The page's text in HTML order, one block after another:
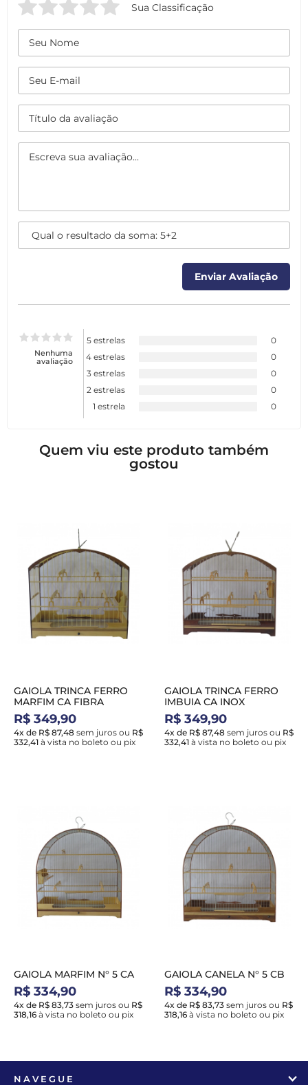
Sua Classificação
Nenhuma
avaliação
5 estrelas
0
4 estrelas
0
3 estrelas
0
2 estrelas
0
1 estrela
0
Quem viu este produto também
gostou
GAIOLA TRINCA FERRO
MARFIM CA FIBRA
R$ 349,90
4x de R$ 87,48 sem juros ou R$
332,41 à vista no boleto ou pix
GAIOLA TRINCA FERRO
IMBUIA CA INOX
R$ 349,90
4x de R$ 87,48 sem juros ou R$
332,41 à vista no boleto ou pix
GAIOLA MARFIM N° 5 CA
R$ 334,90
4x de R$ 83,73 sem juros ou R$
318,16 à vista no boleto ou pix
GAIOLA CANELA N° 5 CB
R$ 334,90
4x de R$ 83,73 sem juros ou R$
318,16 à vista no boleto ou pix
NAVEGUE